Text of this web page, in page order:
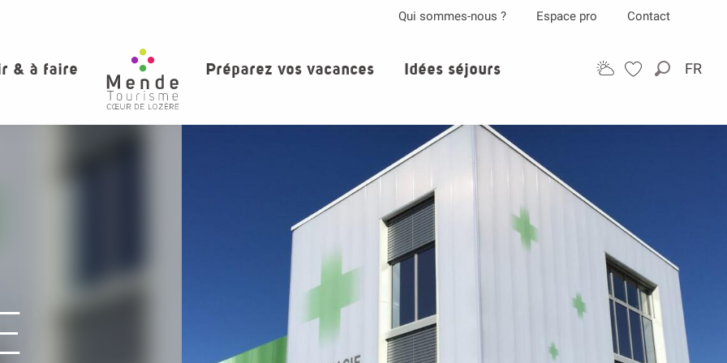
FR
Qui sommes-nous ? Espace pro Contact
& à faire Préparez vos vacances Idées séjours